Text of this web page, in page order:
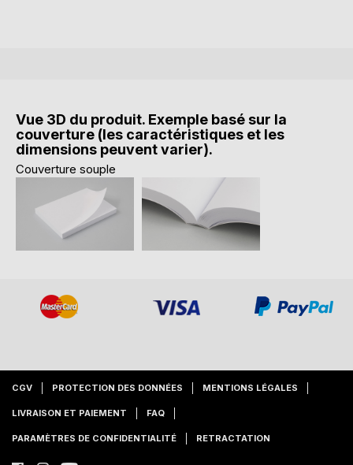
Vue 3D du produit. Exemple basé sur la
couverture (les caractéristiques et les
dimensions peuvent varier).
Couverture souple
CGV PROTECTION DES DONNÉES MENTIONS LÉGALES
LIVRAISON ET PAIEMENT FAQ
PARAMÈTRES DE CONFIDENTIALITÉ RETRACTATION